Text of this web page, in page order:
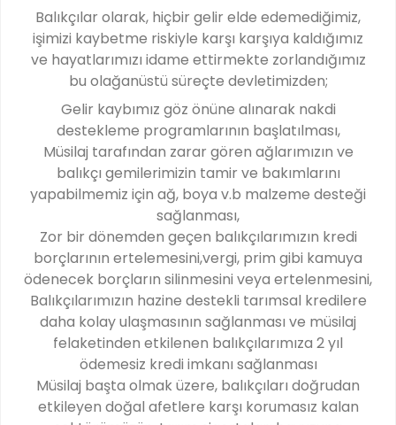
Balıkçılar olarak, hiçbir gelir elde edemediğimiz,
işimizi kaybetme riskiyle karşı karşıya kaldığımız
ve hayatlarımızı idame ettirmekte zorlandığımız
bu olağanüstü süreçte devletimizden;
Gelir kaybımız göz önüne alınarak nakdi
destekleme programlarının başlatılması,
Müsilaj tarafından zarar gören ağlarımızın ve
balıkçı gemilerimizin tamir ve bakımlarını
yapabilmemiz için ağ, boya v.b malzeme desteği
sağlanması,
Zor bir dönemden geçen balıkçılarımızın kredi
borçlarının ertelemesini,vergi, prim gibi kamuya
ödenecek borçların silinmesini veya ertelenmesini,
Balıkçılarımızın hazine destekli tarımsal kredilere
daha kolay ulaşmasının sağlanması ve müsilaj
felaketinden etkilenen balıkçılarımıza 2 yıl
ödemesiz kredi imkanı sağlanması
Müsilaj başta olmak üzere, balıkçıları doğrudan
etkileyen doğal afetlere karşı korumasız kalan